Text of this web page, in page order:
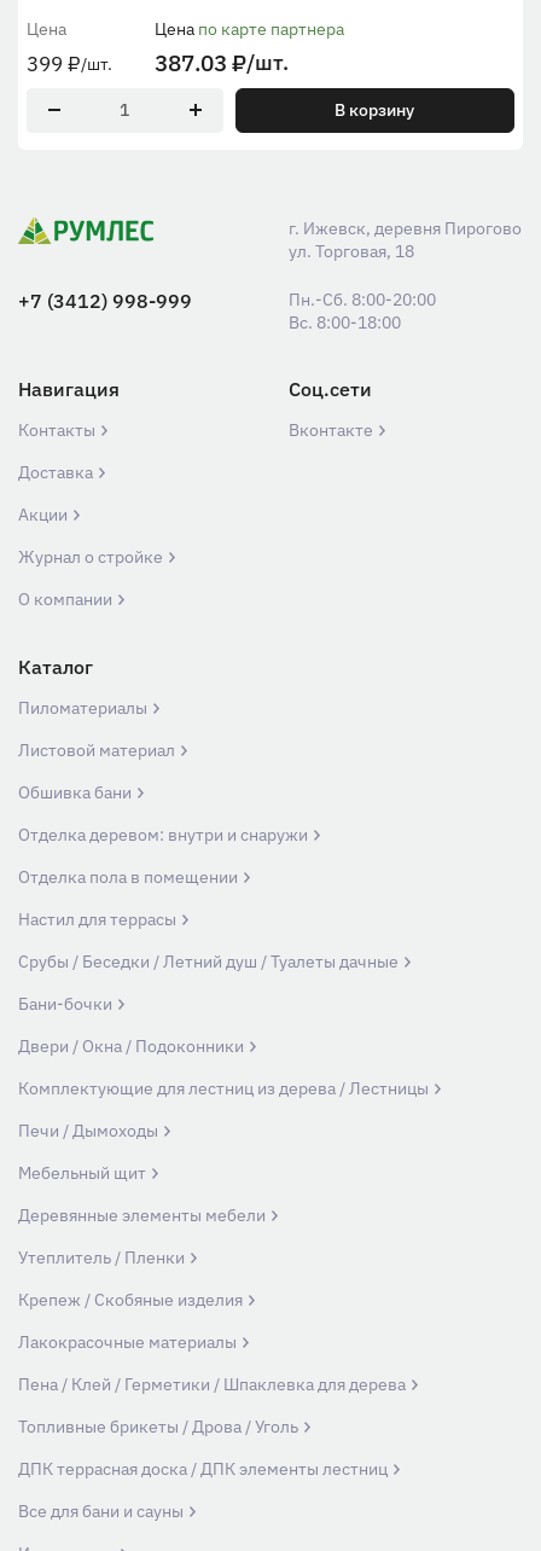
Цена
399 ₽/шт.
Цена по карте партнера
387.03 ₽/шт.
В корзину
г. Ижевск, деревня Пирогово
ул. Торговая, 18
+7 (3412) 998-999
Пн.-Сб. 8:00-20:00
Вс. 8:00-18:00
Навигация
Контакты
Доставка
Акции
Журнал о стройке
О компании
Соц.сети
Вконтакте
Каталог
Пиломатериалы
Листовой материал
Обшивка бани
Отделка деревом: внутри и снаружи
Отделка пола в помещении
Настил для террасы
Срубы / Беседки / Летний душ / Туалеты дачные
Бани-бочки
Двери / Окна / Подоконники
Комплектующие для лестниц из дерева / Лестницы
Печи / Дымоходы
Мебельный щит
Деревянные элементы мебели
Утеплитель / Пленки
Крепеж / Скобяные изделия
Лакокрасочные материалы
Пена / Клей / Герметики / Шпаклевка для дерева
Топливные брикеты / Дрова / Уголь
ДПК террасная доска / ДПК элементы лестниц
Все для бани и сауны